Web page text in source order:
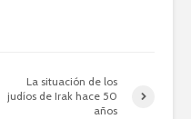
La situación de los
judíos de Irak hace 50
años